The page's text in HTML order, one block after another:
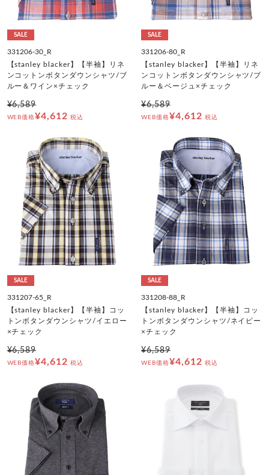
SALE
331206-30_R
【stanley blacker】【半袖】リネ
ンコットンボタンダウンシャツ/ブ
ルー＆ワイン×チェック
¥6,589
WEB価格¥4,612 税込
SALE
331206-80_R
【stanley blacker】【半袖】リネ
ンコットンボタンダウンシャツ/ブ
ルー＆ベージュ×チェック
¥6,589
WEB価格¥4,612 税込
SALE
331207-65_R
【stanley blacker】【半袖】コッ
トンボタンダウンシャツ/イエロー
×チェック
¥6,589
WEB価格¥4,612 税込
SALE
331208-88_R
【stanley blacker】【半袖】コッ
トンボタンダウンシャツ/ネイビー
×チェック
¥6,589
WEB価格¥4,612 税込